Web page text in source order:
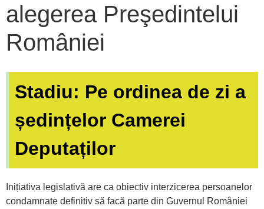
alegerea Preşedintelui
României
Stadiu: Pe ordinea de zi a
ședințelor Camerei
Deputaților
Inițiativa legislativă are ca obiectiv interzicerea persoanelor
condamnate definitiv să facă parte din Guvernul României